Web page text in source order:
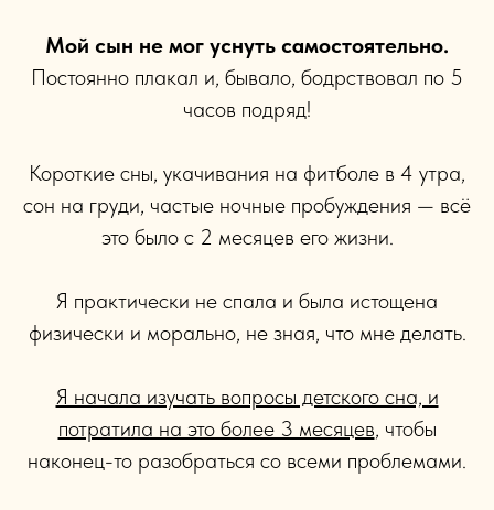
Мой сын не мог уснуть самостоятельно.
Постоянно плакал и, бывало, бодрствовал по 5
часов подряд!
Короткие сны, укачивания на фитболе в 4 утра,
сон на груди, частые ночные пробуждения — всё
это было с 2 месяцев его жизни.
Я практически не спала и была истощена
физически и морально, не зная, что мне делать.
Я начала изучать вопросы детского сна, и
потратила на это более 3 месяцев, чтобы
наконец-то разобраться со всеми проблемами.